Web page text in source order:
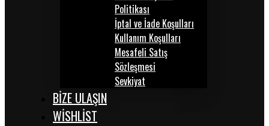
Politikası
İptal ve İade Koşulları
Kullanım Koşulları
Mesafeli Satış
Sözleşmesi
Sevkiyat
BİZE ULAŞIN
WISHLIST